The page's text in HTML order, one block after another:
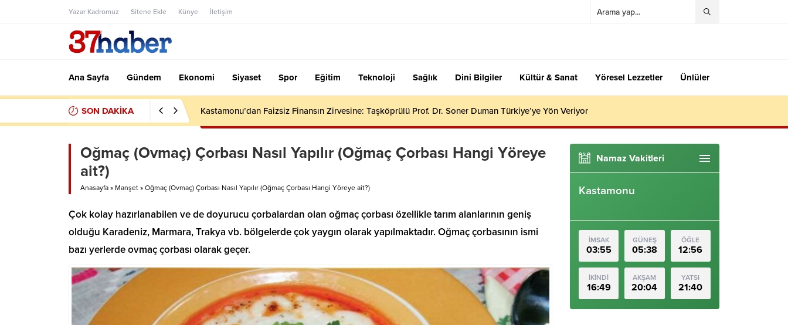
Yazar Kadromuz Sitene Ekle Künye İletişim
Ana Sayfa Gündem Ekonomi Siyaset Spor Eğitim Teknoloji Sağlık Dini Bilgiler Kültür & Sanat Yöresel Lezzetler Ünlüler
SON DAKİKA Kastamonu’dan Faizsiz Finansın Zirvesine: Taşköprülü Prof. Dr. Soner Duman Türkiye’ye Yön Veriyor
Oğmaç (Ovmaç) Çorbası Nasıl Yapılır (Oğmaç Çorbası Hangi Yöreye
ait?)
Anasayfa » Manşet » Oğmaç (Ovmaç) Çorbası Nasıl Yapılır (Oğmaç Çorbası Hangi Yöreye ait?)
Çok kolay hazırlanabilen ve de doyurucu çorbalardan olan oğmaç çorbası özellikle tarım alanlarının geniş
olduğu Karadeniz, Marmara, Trakya vb. bölgelerde çok yaygın olarak yapılmaktadır. Oğmaç çorbasının ismi
bazı yerlerde ovmaç çorbası olarak geçer.
Namaz Vakitleri
Kastamonu
İMSAK
03:55
GÜNEŞ
05:38
ÖĞLE
12:56
İKİNDİ
16:49
AKŞAM
20:04
YATSI
21:40